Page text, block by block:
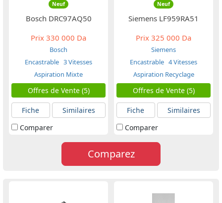
Neuf
Bosch DRC97AQ50
Prix 330 000 Da
Bosch
Encastrable 3 Vitesses
Aspiration Mixte
Offres de Vente (5)
Fiche
Similaires
Comparer
Neuf
Siemens LF959RA51
Prix 325 000 Da
Siemens
Encastrable 4 Vitesses
Aspiration Recyclage
Offres de Vente (5)
Fiche
Similaires
Comparer
Comparez